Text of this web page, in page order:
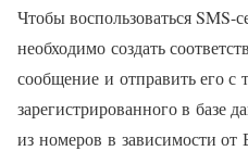
Чтобы воспользоваться SMS-
необходимо создать
сообщение и отправить его с
зарегистрированного в базе
из номеров в зависимости от